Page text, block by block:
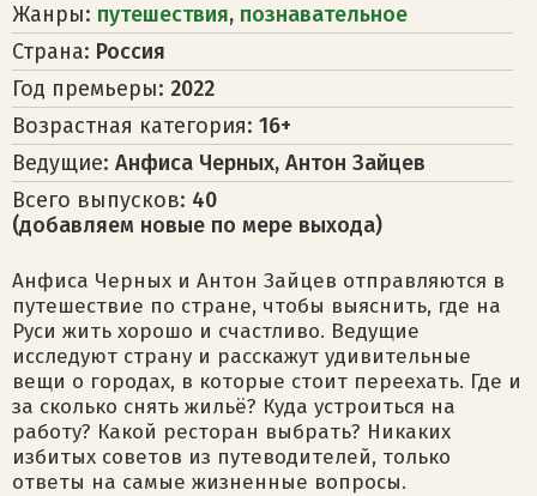
Жанры: путешествия, познавательное
Страна: Россия
Год премьеры: 2022
Возрастная категория: 16+
Ведущие: Анфиса Черных, Антон Зайцев
Всего выпусков: 40
(добавляем новые по мере выхода)
Анфиса Черных и Антон Зайцев отправляются в
путешествие по стране, чтобы выяснить, где на
Руси жить хорошо и счастливо. Ведущие
исследуют страну и расскажут удивительные
вещи о городах, в которые стоит переехать. Где и
за сколько снять жильё? Куда устроиться на
работу? Какой ресторан выбрать? Никаких
избитых советов из путеводителей, только
ответы на самые жизненные вопросы.